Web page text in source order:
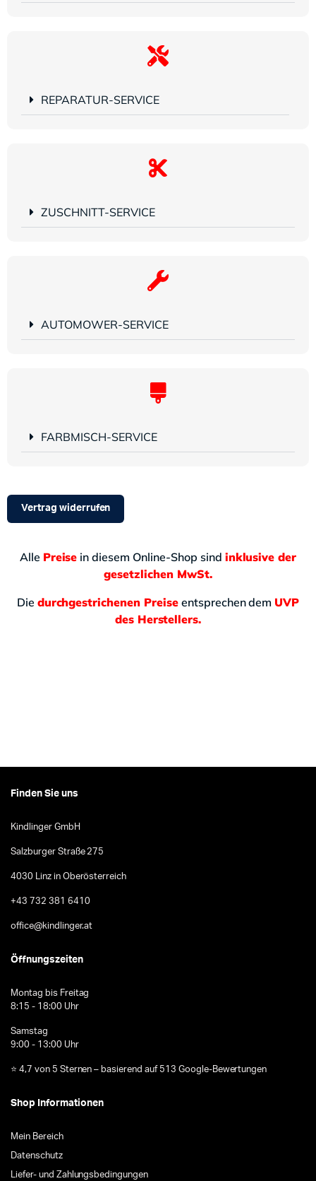
REPARATUR-SERVICE
ZUSCHNITT-SERVICE
AUTOMOWER-SERVICE
FARBMISCH-SERVICE
Vertrag widerrufen
Alle Preise in diesem Online-Shop sind inklusive der
gesetzlichen MwSt.
Die durchgestrichenen Preiseentsprechen dem UVP
des Herstellers.
Finden Sie uns
Kindlinger GmbH
Salzburger Straße 275
4030 Linz in Oberösterreich
+43 732 381 6410
office@kindlinger.at
Öffnungszeiten
Montag bis Freitag
8:15 - 18:00 Uhr
Samstag
9:00 - 13:00 Uhr
⭐ 4,7 von 5 Sternen – basierend auf 513 Google-Bewertungen
Shop Informationen
Mein Bereich
Datenschutz
Liefer- und Zahlungsbedingungen